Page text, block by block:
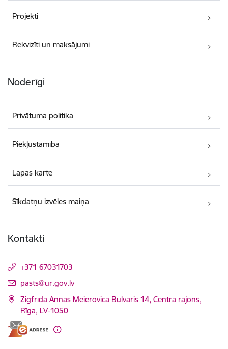
Projekti
Rekvizīti un maksājumi
Noderīgi
Privātuma politika
Piekļūstamība
Lapas karte
Sīkdatņu izvēles maiņa
Kontakti
+371 67031703
E-pasts:
pasts@ur.gov.lv
Zigfrīda Annas Meierovica Bulvāris 14, Centra rajons,
Rīga, LV-1050